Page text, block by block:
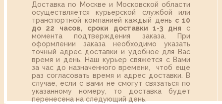
Доставка по Москве и Московской области
осуществляется курьерской службой или
транспортной компанией каждый день с 10
до 22 часов,
сроки доставки 1-3 дня с
момента подтверждения заказа. При
оформлении заказа необходимо указать
точный адрес доставки и удобное для Вас
время и день. Наш курьер свяжется с Вами
за час до назначенного времени, чтоб еще
раз согласовать время и адрес доставки. В
случае, если с вами не смогут связаться по
указанному номеру, то доставка будет
перенесена на следующий день.